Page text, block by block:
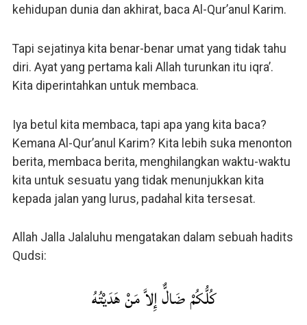
kehidupan dunia dan akhirat, baca Al-Qur’anul Karim.
Tapi sejatinya kita benar-benar umat yang tidak tahu
diri. Ayat yang pertama kali Allah turunkan itu iqra’.
Kita diperintahkan untuk membaca.
Iya betul kita membaca, tapi apa yang kita baca?
Kemana Al-Qur’anul Karim? Kita lebih suka menonton
berita, membaca berita, menghilangkan waktu-waktu
kita untuk sesuatu yang tidak menunjukkan kita
kepada jalan yang lurus, padahal kita tersesat.
Allah Jalla Jalaluhu mengatakan dalam sebuah hadits
Qudsi:
كُلُّكُمْ ضَالٌّ إِلاَّ مَنْ هَدَيْتُهُ